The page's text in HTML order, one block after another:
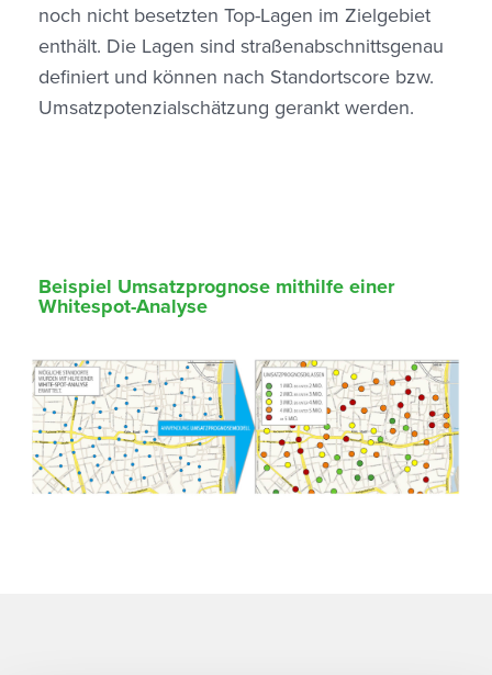
noch nicht besetzten Top-Lagen im Zielgebiet
enthält. Die Lagen sind straßenabschnittsgenau
definiert und können nach Standortscore bzw.
Umsatzpotenzialschätzung gerankt werden.
Beispiel Umsatzprognose mithilfe einer
Whitespot-Analyse